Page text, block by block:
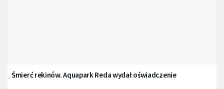
Śmierć rekinów. Aquapark Reda wydał oświadczenie